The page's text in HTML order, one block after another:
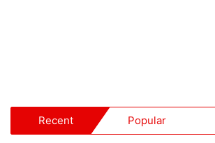
Recent Popular